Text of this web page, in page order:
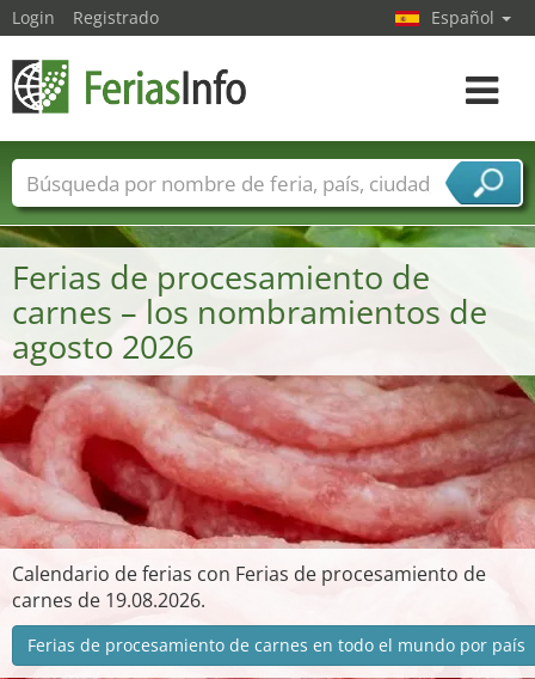
Ferias de procesamiento de
carnes – los nombramientos de
agosto 2026
Calendario de ferias con Ferias de procesamiento de
carnes de 19.08.2026.
Ferias de procesamiento de carnes en todo el mundo por país
Login Registrado Español
toggle
Nombres de ferias Países
Ciudades
Sectores de ferias
Sectores de proveedor de servicios